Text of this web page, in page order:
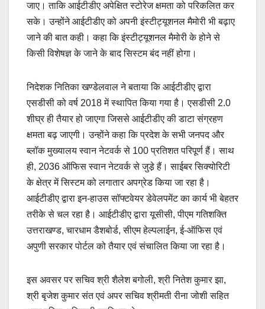
जाए। ताकि आईटीडीए अपेक्षित स्टोरेज क्षमता को परिकलित कर
सके। उन्होंने आईटीडीए को अपनी इंस्टीट्यूशनल मैमोरी भी बढ़ाए
जाने की बात कही। कहा कि इंस्टीट्यूशनल मैमोरी के होने से
किसी विशेषज्ञ के जाने के बाद सिस्टम बंद नहीं होगा।
निदेशक नितिका खण्डेलवाल ने बताया कि आईटीडीए द्वारा
एसडीसी को वर्ष 2018 में स्थापित किया गया है। एसडीसी 2.0
शीघ्र ही तैयार हो जाएगा जिससे आईटीडीए की डाटा संग्रहण
क्षमता बढ़ जाएगी। उन्होंने कहा कि प्रदेश के सभी जनपद और
ब्लॉक मुख्यालय स्वान नेटवर्क से 100 प्रतिशत परिपूर्ण हैं। साथ
ही, 2036 ऑफिस स्वान नेटवर्क से जुडे़ हैं। साईबर सिक्योरिटी
के क्षेत्र में सिस्टम को लगातार अपग्रेड किया जा रहा है।
आईटीडीए द्वारा इन-हाउस सॉफ्टवेयर डेवेलपमेंट का कार्य भी बेहतर
तरीके से चल रहा है। आईटीडीए द्वारा यूसीसी, पीएम गतिशक्ति
उत्तराखण्ड, चारधाम डैशबोर्ड, सीएम हेल्पलाईन, ई-ऑफिस एवं
अपुणी सरकार पोर्टल को तैयार एवं संचालित किया जा रहा है।
इस अवसर पर सचिव श्री शैलेश बगोली, श्री नितेश कुमार झा,
श्री बृजेश कुमार संत एवं अपर सचिव श्रीमती रीना जोशी सहित